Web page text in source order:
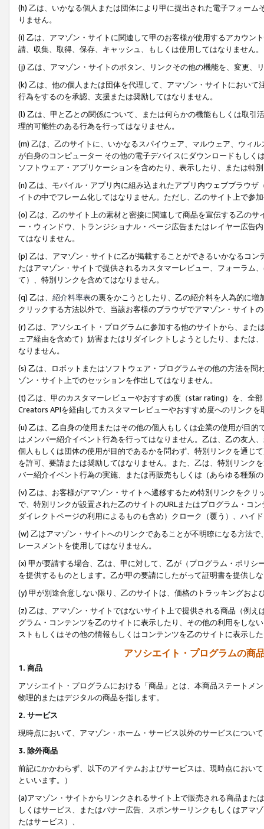
(h) 乙は、いかなる個人または団体により甲に提出された電子フォー
りません。
(i) 乙は、アマゾン・サイトに関連して甲のお客様が使用するアカウン
請、収集、取得、保存、キャッシュ、もしくは使用してはなりません。
(j) 乙は、アマゾン・サイトのボタン、リンクその他の機能を、変更、
(k) 乙は、他の個人または団体を代理して、アマゾン・サイトにおい
行為をするのを承認、支援または奨励してはなりません。
(l) 乙は、甲と乙との関係について、または何らかの機能もしくは取
理的可能性のある行為を行ってはなりません。
(m) 乙は、乙のサイトに、いかなるスパイウェア、マルウェア、ウィ
が自身のコンピューター その他の電子デバイスにダウンロードもし
ソフトウェア・アプリケーションを含めたり、表示したり、または特
(n) 乙は、モバイル・アプリ内に組み込まれたアプリ内ウェブブラウ
イトの中でフレーム化してはなりません。ただし、乙のサイト上で参
(o) 乙は、乙のサイト上の素材と密接に関連して商品を宣伝する乙の
ー・ウィンドウ、トランジショナル・ページ広告またはレイヤー広告
てはなりません。
(p) 乙は、アマゾン・サイトに乙が掲載することができるいかなるコ
たはアマゾン・サイトで提供されるカスタマーレビュー、フォーラム
て）、特別リンクを含めてはなりません。
(q) 乙は、 紹介料率表の裏をかこうとしたり、乙の紹介料を人為的に
クリックする方法以外で、当該お客様のブラウザでアマゾン・サイト
(r) 乙は、アソシエイト・プログラムに参加する他のサイトから、ま
ェア経由を含めて）妨害またはリダイレクトしようとしたり、または
なりません。
(s) 乙は、ロボットまたはソフトウェア・プログラムその他の方法を
ゾン・サイト上でのセッションを作出してはなりません。
(t) 乙は、甲のカスタマーレビューやおすすめ度（star rating）を、全
Creators APIを経由してカスタマーレビューやおすすめ度へのリンクを
(u) 乙は、乙自身の使用またはその他の個人もしくは企業の使用が目
はメンバー紹介イベント行為を行ってはなりません。乙は、乙の友人
個人もしくは団体の使用が目的であるかを問わず、特別リンクを通じ
を許可、要請または奨励してはなりません。また、乙は、特別リンク
バー紹介イベント行為の実施、または再販売もしくは（あらゆる種類
(v) 乙は、お客様がアマゾン・サイトへ遷移するため特別リンクをク
で、特別リンクが設置された乙のサイトのURLまたはプログラム・コ
ダイレクトページの利用によるものも含め）クローク（覆う）、ハイ
(w) 乙はアマゾン・サイトへのリンクであることが不明瞭になる方法
レースメントを使用してはなりません。
(x) 甲が要請する場合、乙は、甲に対して、乙が（プログラム・ポリ
を提供するものとします。乙が甲の要請にしたがって証明書を提供し
(y) 甲が別途合意しない限り、乙のサイトは、価格のトラッキングお
(z) 乙は、アマゾン・サイトではないサイト上で提供される商品（例
グラム・コンテンツを乙のサイトに表示したり、その他の利用をしな
ストもしくはその他の情報もしくはコンテンツを乙のサイトに表示し
アソシエイト・プログラムの商
1. 商品
アソシエイト・プログラムにおける「商品」とは、本商品ステートメ
物理的またはデジタルの商品を指します。
2. サービス
現時点において、アマゾン・ホーム・サービス以外のサービスについ
3. 除外商品
前記にかかわらず、以下のアイテムおよびサービスは、現時点におい
といいます。）
(a)アマゾン・サイトからリンクされるサイト上で販売される商品ま
しくはサービス、またはバナー広告、スポンサーリンクもしくはアマ
たはサービス）、